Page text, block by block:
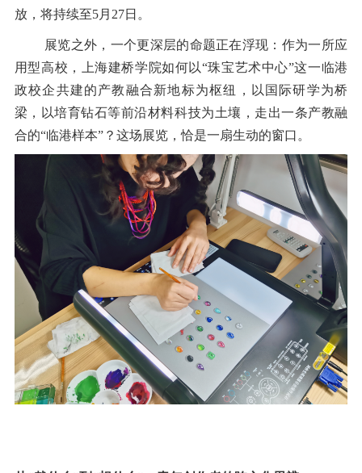
放，将持续至5月 27日。
展览之外，一个更深层的命题正在浮现：作为一所应
用型高校，上海建桥学院如何以“珠宝艺术中心”这一临港
政校企共建的产教融合新地标为枢纽，以国际研学为桥
梁，以培育钻石等前沿材料科技为土壤，走出一条产教融
合的“临港样本”？这场展览，恰是一扇生动的窗口。